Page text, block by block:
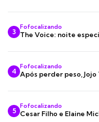
3
Fofocalizando
The Voice: noite
4
Fofocalizando
Após perder peso,
5
Fofocalizando
Cesar Filho e Elaine